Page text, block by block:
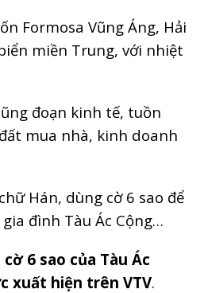
Formosa Vũng Áng, Hải
miền Trung, với nhiệt
đoạn kinh tế, tuồn
mua nhà, kinh doanh
Hán, dùng cờ 6 sao để
đình Tàu Ác Cộng…
6 sao của Tàu Ác
xuất hiện trên VTV.